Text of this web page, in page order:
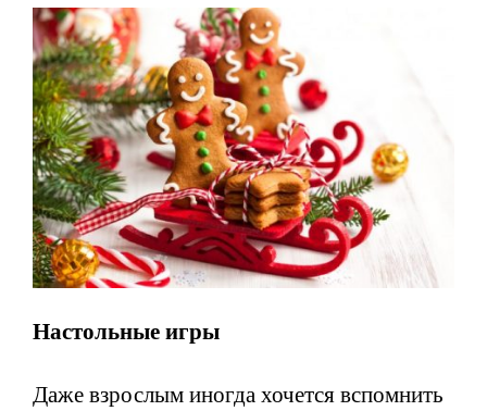
Настольные игры
Даже взрослым иногда хочется вспомнить